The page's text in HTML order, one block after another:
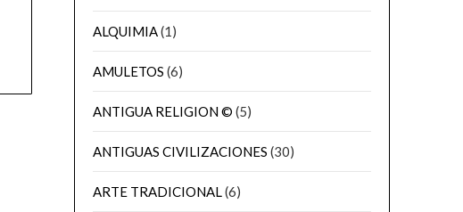
ALQUIMIA(1)
AMULETOS (6)
ANTIGUA RELIGION © (5)
ANTIGUAS CIVILIZACIONES (30)
ARTE TRADICIONAL(6)